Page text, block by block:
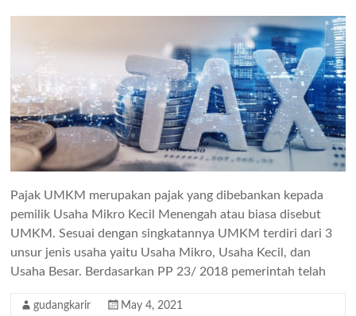
Pajak UMKM merupakan pajak yang dibebankan kepada
pemilik Usaha Mikro Kecil Menengah atau biasa disebut
UMKM. Sesuai dengan singkatannya UMKM terdiri dari 3
unsur jenis usaha yaitu Usaha Mikro, Usaha Kecil, dan
Usaha Besar. Berdasarkan PP 23/ 2018 pemerintah telah
gudangkarir May 4, 2021